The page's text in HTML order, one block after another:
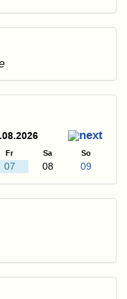
Fr Sa So
07 08 09